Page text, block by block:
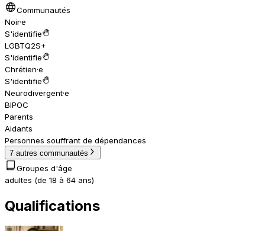
Communautés
Noir·e
S'identifie
LGBTQ2S+
S'identifie
Chrétien·e
S'identifie
Neurodivergent·e
BIPOC
Parents
Aidants
Personnes souffrant de dépendances
7 autres communautés
Groupes d'âge
adultes (de 18 à 64 ans)
Qualifications